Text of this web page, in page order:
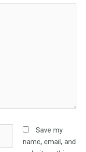
Save my
name, email, and